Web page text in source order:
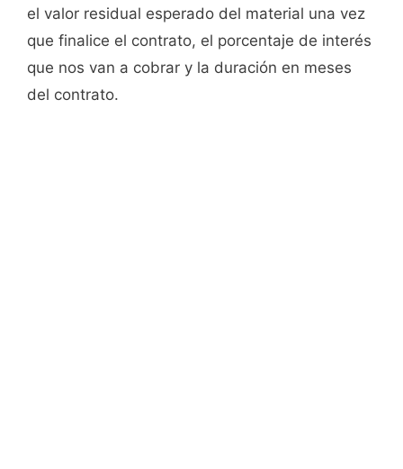
el valor residual esperado del material una vez
que finalice el contrato, el porcentaje de interés
que nos van a cobrar y la duración en meses
del contrato.